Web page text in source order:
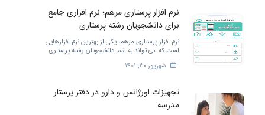
نرم افزار پرستاری مرهم؛ نرم افزاری جامع
برای دانشجویان رشته پرستاری
نرم افزار پرستاری مرهم، یکی از بهترین نرم افزارهایی
است که می تواند به شما دانشجویان رشته پرستاری
خدمات مختلفی را ارائه کند. برای بهتر شدن.
شهریور ۳۰, ۱۴۰۱
تجهیزات اورژانس و دارو در دفتر پرستار
مدرسه